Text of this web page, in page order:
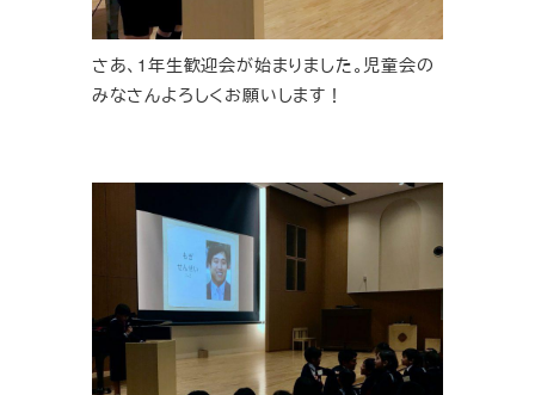
さあ、1年生歓迎会が始まりました。児童会の
みなさんよろしくお願いします！